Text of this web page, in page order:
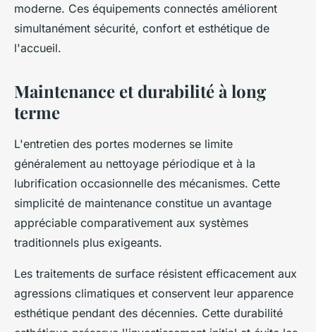
moderne. Ces équipements connectés améliorent
simultanément sécurité, confort et esthétique de
l'accueil.
Maintenance et durabilité à long
terme
L'entretien des portes modernes se limite
généralement au nettoyage périodique et à la
lubrification occasionnelle des mécanismes. Cette
simplicité de maintenance constitue un avantage
appréciable comparativement aux systèmes
traditionnels plus exigeants.
Les traitements de surface résistent efficacement aux
agressions climatiques et conservent leur apparence
esthétique pendant des décennies. Cette durabilité